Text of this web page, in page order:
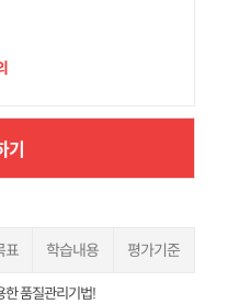
기
표 학습내용 평가기준
한 품질관리기법!